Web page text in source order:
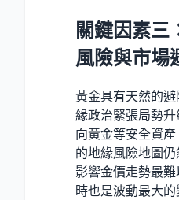
關鍵因素三
風險與市場
黃金具有天然的
緣政治緊張局勢
向黃金等安全資
的地緣風險地圖
影響金價走勢最
時也是波動最大的